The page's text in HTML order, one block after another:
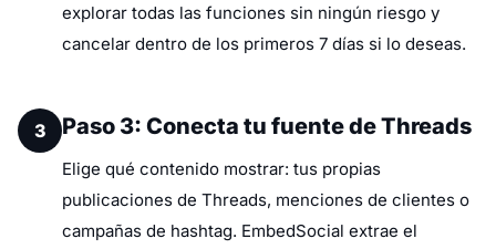
explorar todas las funciones sin ningún riesgo y
cancelar dentro de los primeros 7 días si lo deseas.
3 Paso 3: Conecta tu fuente de Threads
Elige qué contenido mostrar: tus propias
publicaciones de Threads, menciones de clientes o
campañas de hashtag. EmbedSocial extrae el